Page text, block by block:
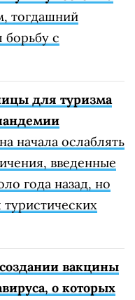
тогдашний
борьбу с
для туризма
начала ослаблять
введенные
года назад, но
вакцины
о которых